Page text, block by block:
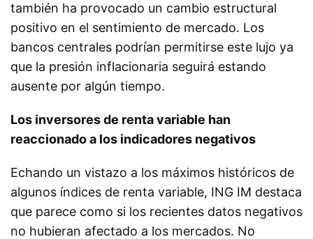
también ha provocado un cambio estructural
positivo en el sentimiento de mercado. Los
bancos centrales podrían permitirse este lujo ya
que la presión inflacionaria seguirá estando
ausente por algún tiempo.
Los inversores de renta variable han
reaccionado a los indicadores negativos
Echando un vistazo a los máximos históricos de
algunos índices de renta variable, ING IM destaca
que parece como si los recientes datos negativos
no hubieran afectado a los mercados. No